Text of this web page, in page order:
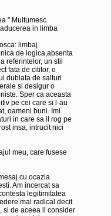
" Multumesc
in limba
limbaj
de logica,absenta
referintelor, un stil
fata de cititor, o
dublata de salturi
si desigur o
Sper ca aceasta
pe cei care si l-au
oameni buni. Imi
in care sa il rog pe
insa, intrucit nici
meu, care fusese
cu ocazia
Am incercat sa
legitimitatea
mai radical decit
si de aceea il consider